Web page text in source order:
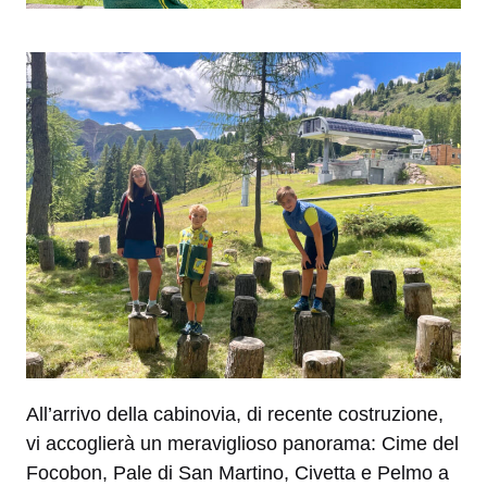
All’arrivo della cabinovia, di recente costruzione,
vi accoglierà un meraviglioso panorama: Cime del
Focobon, Pale di San Martino, Civetta e Pelmo a